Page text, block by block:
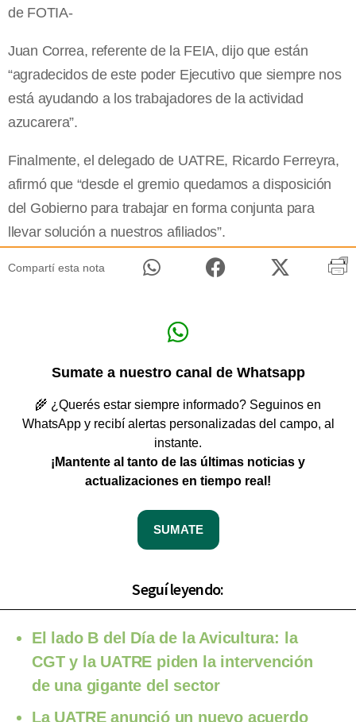
de FOTIA-
Juan Correa, referente de la FEIA, dijo que están
“agradecidos de este poder Ejecutivo que siempre nos
está ayudando a los trabajadores de la actividad
azucarera”.
Finalmente, el delegado de UATRE, Ricardo Ferreyra,
afirmó que “desde el gremio quedamos a disposición
del Gobierno para trabajar en forma conjunta para
llevar solución a nuestros afiliados”.
Compartí esta nota
Sumate a nuestro canal de Whatsapp
🌾 ¿Querés estar siempre informado? Seguinos en
WhatsApp y recibí alertas personalizadas del campo, al
instante.
¡Mantente al tanto de las últimas noticias y
actualizaciones en tiempo real!
SUMATE
Seguí leyendo:
El lado B del Día de la Avicultura: la
CGT y la UATRE piden la intervención
de una gigante del sector
La UATRE anunció un nuevo acuerdo